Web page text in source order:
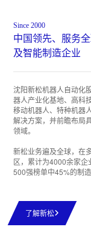
Since 2000
中国领先、服务
及智能制造企业
沈阳新松机器人自动化
器人产业化基地、高科
移动机器人、特种机器
解决方案，并前瞻布局
领域。
新松业务遍及全球，在
区，累计为4000余家
500强榜单中45%的制
了解新松